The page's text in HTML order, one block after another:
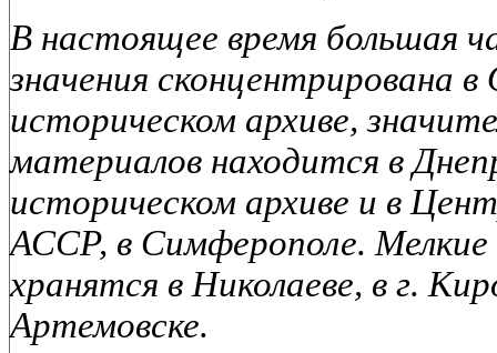
В настоящее время большая
значения сконцентрирована
историческом архиве,
материалов находится в
историческом архиве и в
АССР, в Симферополе.
хранятся в Николаеве, в г.
Артемовске.